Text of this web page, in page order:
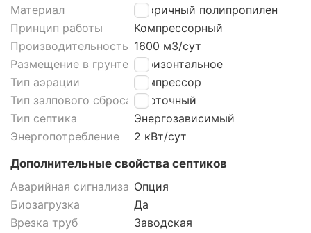
Материал
Вторичный полипропилен
Принцип работы
Компрессорный
Производительность 1600 м3/cут
Размещение в грунте септикаГоризонтальное
Тип аэрации
Компрессор
Тип залпового сброса септика
Проточный
Тип септика
Энергозависимый
Энергопотребление
2 кВт/сут
Дополнительные свойства септиков
Аварийная сигнализация септика
Опция
Биозагрузка
Да
Врезка труб
Заводская